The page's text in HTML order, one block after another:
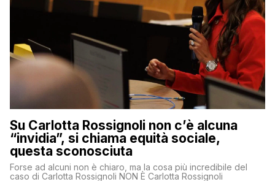
Su Carlotta Rossignoli non c’è alcuna
“invidia”, si chiama equità sociale,
questa sconosciuta
Forse ad alcuni non è chiaro, ma la cosa più incredibile del
caso di Carlotta Rossignoli NON È Carlotta Rossignoli